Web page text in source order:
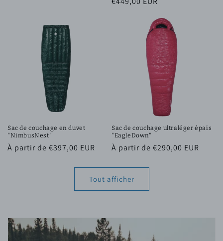
Sac de couchage en duvet
"NimbusNest"
Prix
À partir de €397,00 EUR
Sac de couchage ultraléger épais
"EagleDown"
Prix
À partir de €290,00 EUR
Tout afficher